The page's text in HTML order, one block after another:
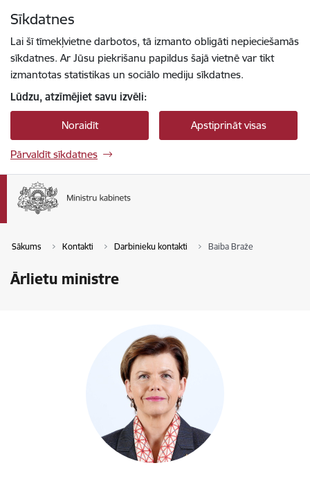
Sīkdatnes
Lai šī tīmekļvietne darbotos, tā izmanto obligāti nepieciešamās
sīkdatnes. Ar Jūsu piekrišanu papildus šajā vietnē var tikt
izmantotas statistikas un sociālo mediju sīkdatnes.
Lūdzu, atzīmējiet savu izvēli:
Noraidīt Apstiprināt visas
Pārvaldīt sīkdatnes
Sākums Kontakti Darbinieku kontakti Baiba Braže
Ārlietu ministre